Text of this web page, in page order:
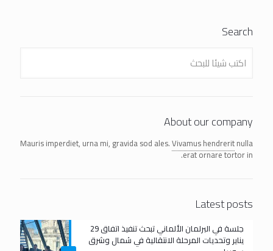
Search
About our company
Mauris imperdiet, urna mi, gravida sod ales.Vivamus hendreritnulla
erat ornare tortor in.
Latest posts
جلسة في البرلمان الألماني تبحث تنفيذ اتفاق 29
يناير وتحديات المرحلة الانتقالية في شمال وشرق